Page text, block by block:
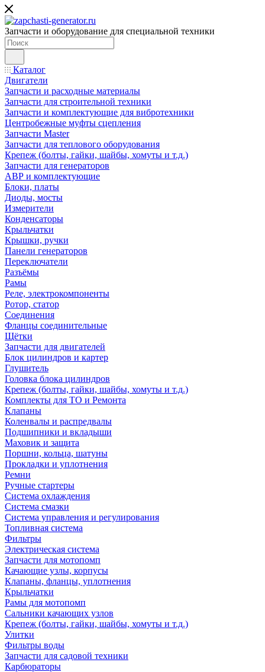
Запчасти и оборудование для специальной техники
Каталог
Двигатели
Запчасти и расходные материалы
Запчасти для строительной техники
Запчасти и комплектующие для вибротехники
Центробежные муфты сцепления
Запчасти Master
Запчасти для теплового оборудования
Крепеж (болты, гайки, шайбы, хомуты и т.д.)
Запчасти для генераторов
АВР и комплектующие
Блоки, платы
Диоды, мосты
Измерители
Конденсаторы
Крыльчатки
Крышки, ручки
Панели генераторов
Переключатели
Разъёмы
Рамы
Реле, электрокомпоненты
Ротор, статор
Соединения
Фланцы соединительные
Щётки
Запчасти для двигателей
Блок цилиндров и картер
Глушитель
Головка блока цилиндров
Крепеж (болты, гайки, шайбы, хомуты и т.д.)
Комплекты для ТО и Ремонта
Клапаны
Коленвалы и распредвалы
Подшипники и вкладыши
Маховик и защита
Поршни, кольца, шатуны
Прокладки и уплотнения
Ремни
Ручные стартеры
Система охлаждения
Система смазки
Система управления и регулирования
Топливная система
Фильтры
Электрическая система
Запчасти для мотопомп
Качающие узлы, корпусы
Клапаны, фланцы, уплотнения
Крыльчатки
Рамы для мотопомп
Сальники качающих узлов
Крепеж (болты, гайки, шайбы, хомуты и т.д.)
Улитки
Фильтры воды
Запчасти для садовой техники
Карбюраторы